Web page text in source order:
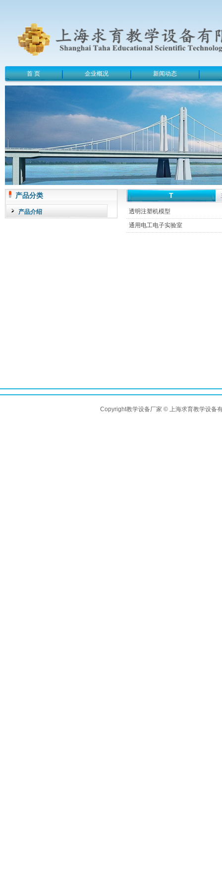
首 页 企业概况 新闻动态
产品分类
产品介绍
T
透明注塑机模型
通用电工电子实验室
Copyright教学设备厂家 © 上海求育教学设备